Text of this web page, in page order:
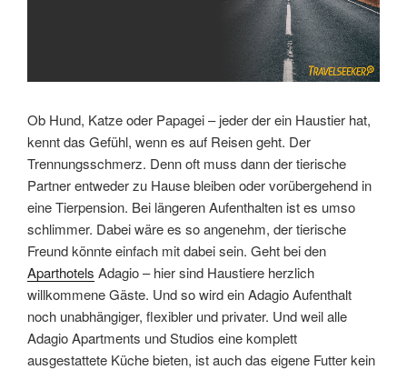
Ob Hund, Katze oder Papagei – jeder der ein Haustier hat,
kennt das Gefühl, wenn es auf Reisen geht. Der
Trennungsschmerz. Denn oft muss dann der tierische
Partner entweder zu Hause bleiben oder vorübergehend in
eine Tierpension. Bei längeren Aufenthalten ist es umso
schlimmer. Dabei wäre es so angenehm, der tierische
Freund könnte einfach mit dabei sein. Geht bei den
Aparthotels Adagio – hier sind Haustiere herzlich
willkommene Gäste. Und so wird ein Adagio Aufenthalt
noch unabhängiger, flexibler und privater. Und weil alle
Adagio Apartments und Studios eine komplett
ausgestattete Küche bieten, ist auch das eigene Futter kein